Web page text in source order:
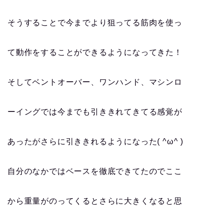
そうすることで今までより狙ってる筋肉を使っ
て動作をすることができるようになってきた！
そしてベントオーバー、ワンハンド、マシンロ
ーイングでは今までも引ききれてきてる感覚が
あったがさらに引ききれるようになった( ^ω^ )
自分のなかではベースを徹底できてたのでここ
から重量がのってくるとさらに大きくなると思